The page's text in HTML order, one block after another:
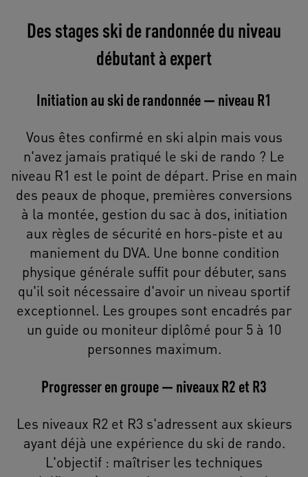
Des stages ski de randonnée du niveau
débutant à expert
Initiation au ski de randonnée — niveau R1
Vous êtes confirmé en ski alpin mais vous
n'avez jamais pratiqué le ski de rando ? Le
niveau R1 est le point de départ. Prise en main
des peaux de phoque, premières conversions
à la montée, gestion du sac à dos, initiation
aux règles de sécurité en hors-piste et au
maniement du DVA. Une bonne condition
physique générale suffit pour débuter, sans
qu'il soit nécessaire d'avoir un niveau sportif
exceptionnel. Les groupes sont encadrés par
un guide ou moniteur diplômé pour 5 à 10
personnes maximum.
Progresser en groupe — niveaux R2 et R3
Les niveaux R2 et R3 s'adressent aux skieurs
ayant déjà une expérience du ski de rando.
L'objectif : maîtriser les techniques